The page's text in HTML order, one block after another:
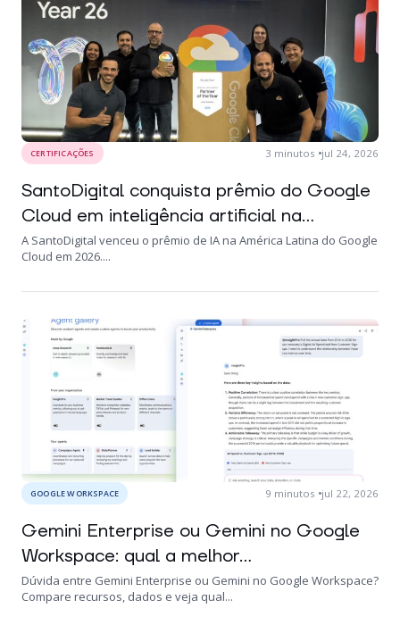
CERTIFICAÇÕES 3 minutos jul 24, 2026
SantoDigital conquista prêmio do Google
Cloud em inteligência artificial na...
A SantoDigital venceu o prêmio de IA na América Latina do Google
Cloud em 2026....
GOOGLE WORKSPACE 9 minutos jul 22, 2026
Gemini Enterprise ou Gemini no Google
Workspace: qual a melhor...
Dúvida entre Gemini Enterprise ou Gemini no Google Workspace?
Compare recursos, dados e veja qual...